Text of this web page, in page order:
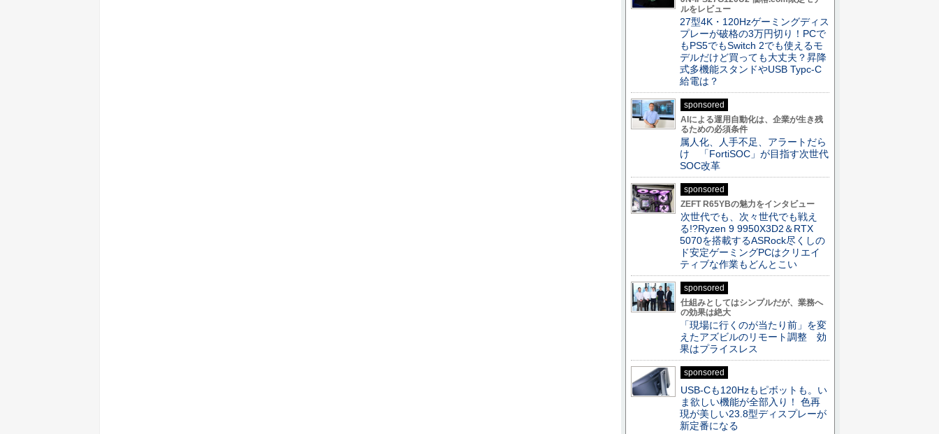
ルをレビュー
27型4K・120Hzゲーミングディス
プレーが破格の3万円切り！PCで
もPS5でもSwitch 2でも使えるモ
デルだけど買っても大丈夫？昇降
式多機能スタンドやUSB Typc-C
給電は？
sponsored
AIによる運用自動化は、企業が生き残
るための必須条件
属人化、人手不足、アラートだら
け 「FortiSOC」が目指す次世代
SOC改革
sponsored
ZEFT R65YBの魅力をインタビュー
次世代でも、次々世代でも戦え
る!?Ryzen 9 9950X3D2＆RTX
5070を搭載するASRock尽くしの
ド安定ゲーミングPCはクリエイ
ティブな作業もどんとこい
sponsored
仕組みとしてはシンプルだが、業務へ
の効果は絶大
「現場に行くのが当たり前」を変
えたアズビルのリモート調整 効
果はプライスレス
sponsored
USB-Cも120Hzもピボットも。い
ま欲しい機能が全部入り！ 色再
現が美しい23.8型ディスプレーが
新定番になる